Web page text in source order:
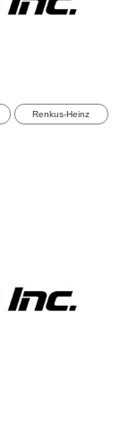
Renkus-Heinz